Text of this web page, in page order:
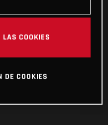
LAS COOKIES
DE COOKIES